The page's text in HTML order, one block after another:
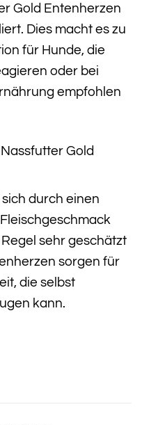
Gold Entenherzen
Dies macht es zu
für Hunde, die
oder bei
empfohlen
Gold
durch einen
sehr geschätzt
sorgen für
die selbst
kann.